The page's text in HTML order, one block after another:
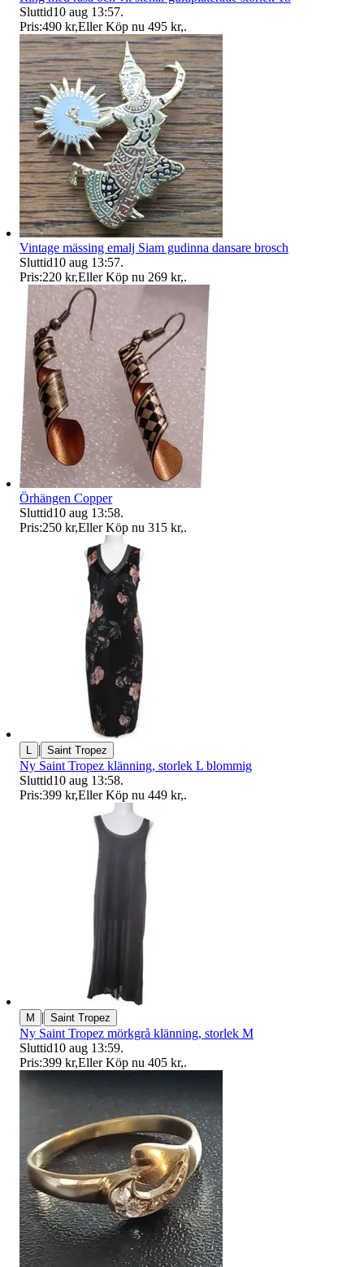
Sluttid10 aug 13:57.
Pris:490 kr,Eller Köp nu 495 kr,.
Vintage mässing emalj Siam gudinna dansare brosch
Sluttid10 aug 13:57.
Pris:220 kr,Eller Köp nu 269 kr,.
Örhängen Copper
Sluttid10 aug 13:58.
Pris:250 kr,Eller Köp nu 315 kr,.
| Saint Tropez
Ny Saint Tropez klänning, storlek L blommig
Sluttid10 aug 13:58.
Pris:399 kr,Eller Köp nu 449 kr,.
M | Saint Tropez
Ny Saint Tropez mörkgrå klänning, storlek M
Sluttid10 aug 13:59.
Pris:399 kr,Eller Köp nu 405 kr,.